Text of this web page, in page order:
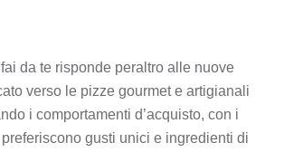
da te risponde peraltro alle nuove
verso le pizze gourmet e artigianali
i comportamenti d’acquisto, con i
gusti unici e ingredienti di